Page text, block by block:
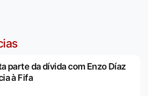
parte da dívida com Enzo Díaz
à Fifa